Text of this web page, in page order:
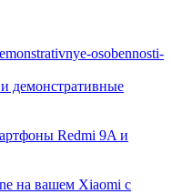
демонстративные
Redmi 9A и
на вашем Xiaomi с